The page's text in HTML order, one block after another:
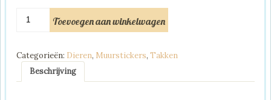
Takken
aantal
Toevoegen aan winkelwagen
Categorieën: Dieren, Muurstickers, Takken
Beschrijving